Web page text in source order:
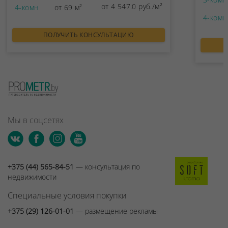
4-комн
от 69 м² от 4 547.0 руб./м²
ПОЛУЧИТЬ КОНСУЛЬТАЦИЮ
4-комн
Мы в соцсетях
+375 (44) 565-84-51 — консультация по
недвижимости
Специальные условия покупки
+375 (29) 126-01-01 — размещение рекламы